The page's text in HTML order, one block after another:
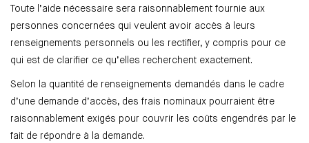
Toute l’aide nécessaire sera raisonnablement fournie aux
personnes concernées qui veulent avoir accès à leurs
renseignements personnels ou les rectifier, y compris pour ce
qui est de clarifier ce qu’elles recherchent exactement.
Selon la quantité de renseignements demandés dans le cadre
d’une demande d’accès, des frais nominaux pourraient être
raisonnablement exigés pour couvrir les coûts engendrés par le
fait de répondre à la demande.